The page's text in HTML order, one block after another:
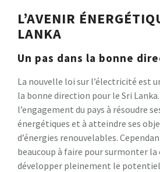
L’AVENIR
LANKA
Un pas dans la bonne
La nouvelle loi sur l’électricité est
la bonne direction pour le Sri
l’engagement du pays à résoudre
énergétiques et à atteindre ses
d’énergies renouvelables.
beaucoup à faire pour surmonter
développer pleinement le potentiel